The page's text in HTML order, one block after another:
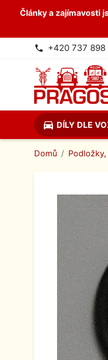
Články a zajímavosti
phone +420 737 898
directions_car DÍLY DLE
Domů